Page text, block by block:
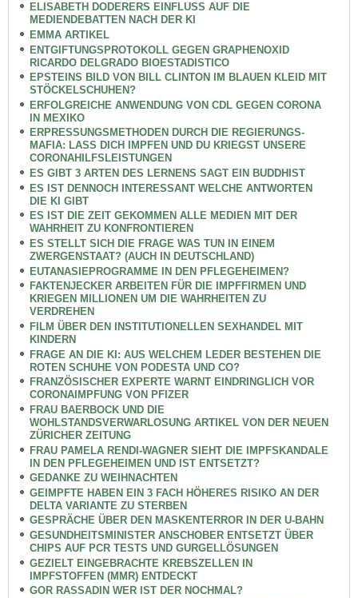
ELISABETH DODERERS EINFLUSS AUF DIE
MEDIENDEBATTEN NACH DER KI
EMMA ARTIKEL
ENTGIFTUNGSPROTOKOLL GEGEN GRAPHENOXID
RICARDO DELGRADO BIOESTADISTICO
EPSTEINS BILD VON BILL CLINTON IM BLAUEN KLEID MIT
STÖCKELSCHUHEN?
ERFOLGREICHE ANWENDUNG VON CDL GEGEN CORONA
IN MEXIKO
ERPRESSUNGSMETHODEN DURCH DIE REGIERUNGS-
MAFIA: LASS DICH IMPFEN UND DU KRIEGST UNSERE
CORONAHILFSLEISTUNGEN
ES GIBT 3 ARTEN DES LERNENS SAGT EIN BUDDHIST
ES IST DENNOCH INTERESSANT WELCHE ANTWORTEN
DIE KI GIBT
ES IST DIE ZEIT GEKOMMEN ALLE MEDIEN MIT DER
WAHRHEIT ZU KONFRONTIEREN
ES STELLT SICH DIE FRAGE WAS TUN IN EINEM
ZWERGENSTAAT? (AUCH IN DEUTSCHLAND)
EUTANASIEPROGRAMME IN DEN PFLEGEHEIMEN?
FAKTENJECKER ARBEITEN FÜR DIE IMPFFIRMEN UND
KRIEGEN MILLIONEN UM DIE WAHRHEITEN ZU
VERDREHEN
FILM ÜBER DEN INSTITUTIONELLEN SEXHANDEL MIT
KINDERN
FRAGE AN DIE KI: AUS WELCHEM LEDER BESTEHEN DIE
ROTEN SCHUHE VON PODESTA UND CO?
FRANZÖSISCHER EXPERTE WARNT EINDRINGLICH VOR
CORONAIMPFUNG VON PFIZER
FRAU BAERBOCK UND DIE
WOHLSTANDSVERWARLOSUNG ARTIKEL VON DER NEUEN
ZÜRICHER ZEITUNG
FRAU PAMELA RENDI-WAGNER SIEHT DIE IMPFSKANDALE
IN DEN PFLEGEHEIMEN UND IST ENTSETZT?
GEDANKE ZU WEIHNACHTEN
GEIMPFTE HABEN EIN 3 FACH HÖHERES RISIKO AN DER
DELTA VARIANTE ZU STERBEN
GESPRÄCHE ÜBER DEN MASKENTERROR IN DER U-BAHN
GESUNDHEITSMINISTER ANSCHOBER ENTSETZT ÜBER
CHIPS AUF PCR TESTS UND GURGELLÖSUNGEN
GEZIELT EINGEBRACHTE KREBSZELLEN IN
IMPFSTOFFEN (MMR) ENTDECKT
GOR RASSADIN WER IST DER NOCHMAL?